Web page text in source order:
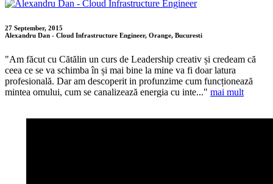
27 September, 2015
Alexandru Dan - Cloud Infrastructure Engineer, Orange, Bucuresti
"Am făcut cu Cătălin un curs de Leadership creativ și credeam că
ceea ce se va schimba în și mai bine la mine va fi doar latura
profesională. Dar am descoperit in profunzime cum funcționează
mintea omului, cum se canalizează energia cu inte..." mai mult